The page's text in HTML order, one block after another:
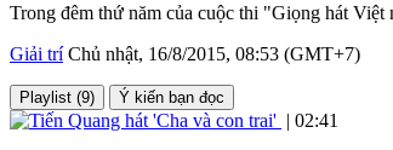
Trong đêm thứ năm của cuộc thi "Giọng hát
Giải trí Chủ nhật, 16/8/2015, 08:53 (GMT+7)
Playlist (9) Ý kiến bạn đọc
| 02:41